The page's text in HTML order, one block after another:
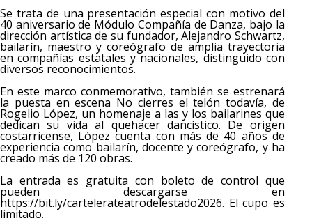
Se trata de una presentación especial con motivo del
40 aniversario de Módulo Compañía de Danza, bajo la
dirección artística de su fundador, Alejandro Schwartz,
bailarín, maestro y coreógrafo de amplia trayectoria
en compañías estatales y nacionales, distinguido con
diversos reconocimientos.
En este marco conmemorativo, también se estrenará
la puesta en escena No cierres el telón todavía, de
Rogelio López, un homenaje a las y los bailarines que
dedican su vida al quehacer dancístico. De origen
costarricense, López cuenta con más de 40 años de
experiencia como bailarín, docente y coreógrafo, y ha
creado más de 120 obras.
La entrada es gratuita con boleto de control que
pueden descargarse en
https://bit.ly/cartelerateatrodelestado2026. El cupo es
limitado.